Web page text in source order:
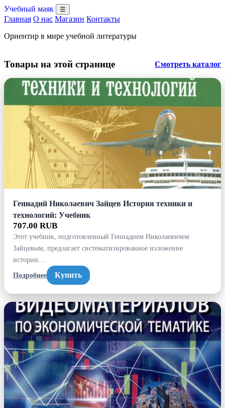
Учебный маяк ☰
Главная О нас Магазин Контакты
Ориентир в мире учебной литературы
Товары на этой странице Смотреть каталог
Геннадий Николаевич Зайцев История техники и
технологий: Учебник
707.00 RUB
Этот учебник, подготовленный Геннадием Николаевичем
Зайцевым, предлагает систематизированное изложение
истории…
Подробнее
Купить